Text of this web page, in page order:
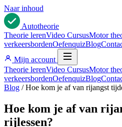
Naar inhoud
Autotheorie
Theorie lerenVideo CursusMotor
verkeersbordenOefenquizBlog
Mijn account
Theorie lerenVideo CursusMotor
verkeersbordenOefenquizBlog
Blog / Hoe kom je af van rijangst
Hoe kom je af van
rijlessen?